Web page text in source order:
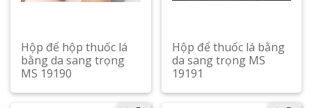
Hộp để hộp thuốc lá
bằng da sang trọng
MS 19190
Xem chi tiết
Hộp để thuốc lá bằng
da sang trọng MS
19191
Xem chi tiết